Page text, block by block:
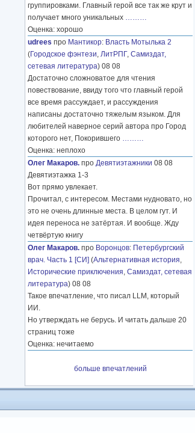
группировками. Главный герой все так же крут и
получает много уникальных ………
Оценка: хорошо
udrees про Мантикор: Власть Мотылька 2
(Городское фэнтези, ЛитРПГ, Самиздат,
сетевая литература) 08 08
Достаточно сложноватое для чтения
повествование, ввиду того что главный герой
все время рассуждает, и рассуждения
написаны достаточно тяжелым языком. Для
любителей наверное серий автора про Город
которого нет, Покорившего ………
Оценка: неплохо
Олег Макаров. про Девятиэтажники 08 08
Девятиэтажка 1-3
Вот прямо увлекает.
Прочитал, с интересом. Местами нудновато, но
это не очень длинные места. В целом гут. И
идея переноса не затёртая. И вообще. Жду
четвёртую книгу
Олег Макаров. про Воронцов: Петербургский
врач. Часть 1 [СИ] (Альтернативная история,
Исторические приключения, Самиздат, сетевая
литература) 08 08
Такое впечатление, что писал LLM, который
ИИ.
Но утверждать не берусь. И читать дальше 20
страниц тоже
Оценка: нечитаемо
больше впечатлений